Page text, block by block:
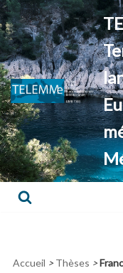
Aller
au
contenu
Accueil > Thèses >